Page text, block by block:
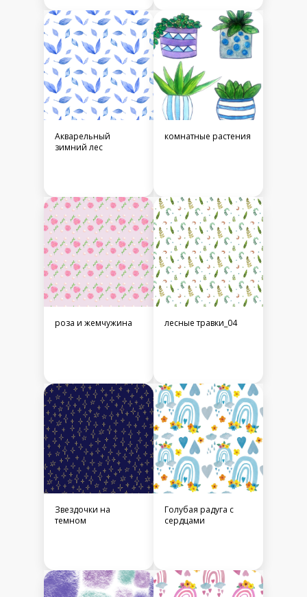
his magical items on
violet background
Акварельный
зимний лес
комнатные растения
роза и жемчужина лесные травки_04
Звездочки на
темном
Голубая радуга с
сердцами